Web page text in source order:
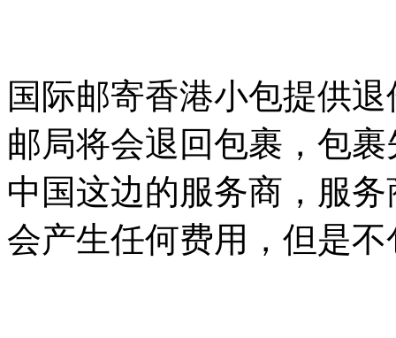
国际邮寄香港小包提供
邮局将会退回包裹，包
中国这边的服务商，服
会产生任何费用，但是